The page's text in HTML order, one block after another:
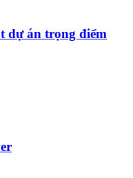
dự án trọng điểm